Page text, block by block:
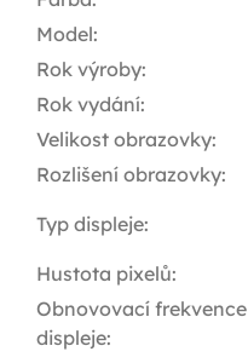
Model:
Rok výroby:
Rok vydání:
Velikost obrazovky:
Rozlišení obrazovky:
Typ displeje:
Hustota pixelů:
Obnovovací frekvence
displeje: